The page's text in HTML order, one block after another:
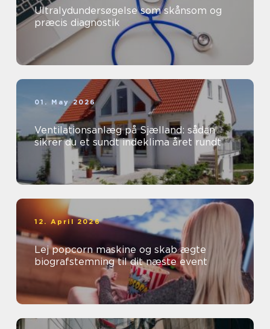
Ultralydundersøgelse som skånsom og
præcis diagnostik
01. May 2026
Ventilationsanlæg på Sjælland: sådan
sikrer du et sundt indeklima året rundt
12. April 2026
Lej popcorn maskine og skab ægte
biografstemning til dit næste event